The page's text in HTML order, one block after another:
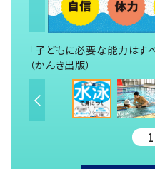
「子どもに必要な能力はす
（かんき出版）